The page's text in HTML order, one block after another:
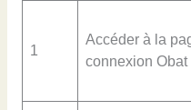
1
Accéder à la
connexion Obat